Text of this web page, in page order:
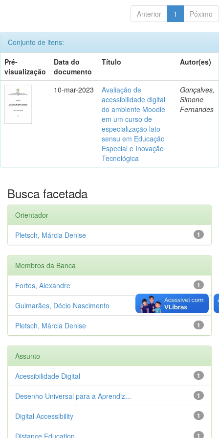
Anterior 1 Póximo
Conjunto de itens:
Pré-
visualização
Data do
documento
Título Autor(es)
10-mar-2023
Avaliação de
acessibilidade digital
do ambiente Moodle
em um curso de
especialização lato
sensu em Educação
Especial e Inovação
Tecnológica
Gonçalves,
Simone
Fernandes
Busca facetada
Orientador
1
Pletsch, Márcia Denise
Membros da Banca
1
Fortes, Alexandre
1
Guimarães, Décio Nascimento
1
Pletsch, Márcia Denise
Assunto
1
Acessibilidade Digital
1
Desenho Universal para a Aprendiz...
1
Digital Accessibility
1
Distance Education